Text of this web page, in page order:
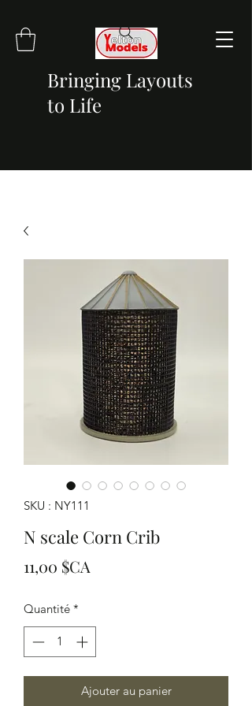
Bringing Layouts
to Life
SKU : NY111
N scale Corn Crib
11,00 $CA
Quantité *
Ajouter au panier